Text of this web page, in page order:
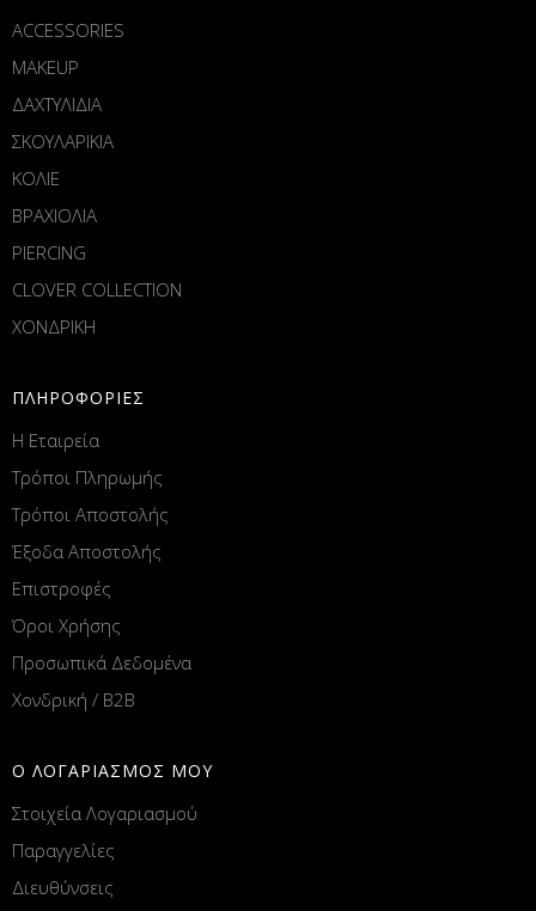
ACCESSORIES
MAKEUP
ΔΑΧΤΥΛΙΔΙΑ
ΣΚΟΥΛΑΡΙΚΙΑ
ΚΟΛΙΕ
ΒΡΑΧΙΟΛΙΑ
PIERCING
CLOVER COLLECTION
ΧΟΝΔΡΙΚΗ
ΠΛΗΡΟΦΟΡΙΕΣ
Η Εταιρεία
Τρόποι Πληρωμής
Τρόποι Αποστολής
Έξοδα Αποστολής
Επιστροφές
Όροι Χρήσης
Προσωπικά Δεδομένα
Χονδρική / B2B
Ο ΛΟΓΑΡΙΑΣΜΟΣ ΜΟΥ
Στοιχεία Λογαριασμού
Παραγγελίες
Διευθύνσεις